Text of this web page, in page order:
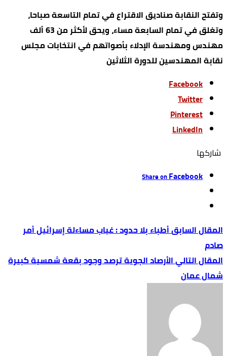
وتفتح النقابة صناديق الاقتراع في تمام التاسعة صباحا،
وتغلق في تمام السابعة مساء، ويحق لأكثر من 63 ألف
مهندس ومهندسة الإدلاء بأصواتهم في انتخابات مجلس
نقابة المهندسين للدورة الثلاثين
Facebook
Twitter
Pinterest
LinkedIn
‫‫ شاركها‬
Share onFacebook
أطباء بلا حدود : غياب مساءلة إسرائيل أمر
صادم
الأرصاد الجوية ترصد وجود بقعة شمسية كبيرة
شمال عمان